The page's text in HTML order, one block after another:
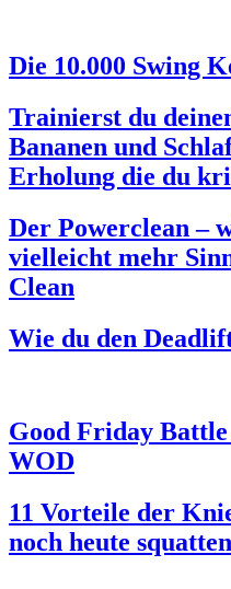
Die 10.000 Swing
Trainierst du
Bananen und
Erholung die du
Der Powerclean –
vielleicht mehr
Clean
Wie du den
Good Friday Battle
WOD
11 Vorteile der
noch heute